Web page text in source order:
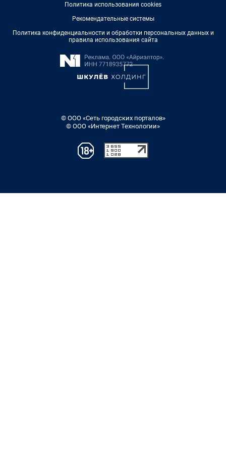
Политика использования cookies
Рекомендательные системы
Политика конфиденциальности и обработки персональных данных и
правила использования сайта
© ООО «Сеть городских порталов»
© ООО «Интернет Технологии»